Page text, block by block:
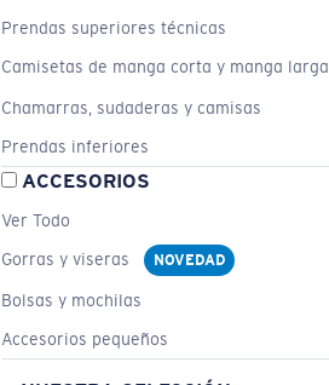
Prendas superiores técnicas
Camisetas de manga corta y manga larga
Chamarras, sudaderas y camisas
Prendas inferiores
ACCESORIOS
Ver Todo
Gorras y viseras
NOVEDAD
Bolsas y mochilas
Accesorios pequeños